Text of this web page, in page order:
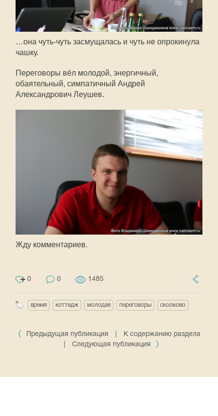
…она чуть-чуть засмущалась и чуть не опрокинула
чашку.
Переговоры вёл молодой, энергичный,
обаятельный, симпатичный Андрей
Александрович Леушев.
Жду комментариев.
0 0 1485
время коттедж молодая переговоры сколково
Предыдущая публикация
К содержанию раздела
Следующая публикация